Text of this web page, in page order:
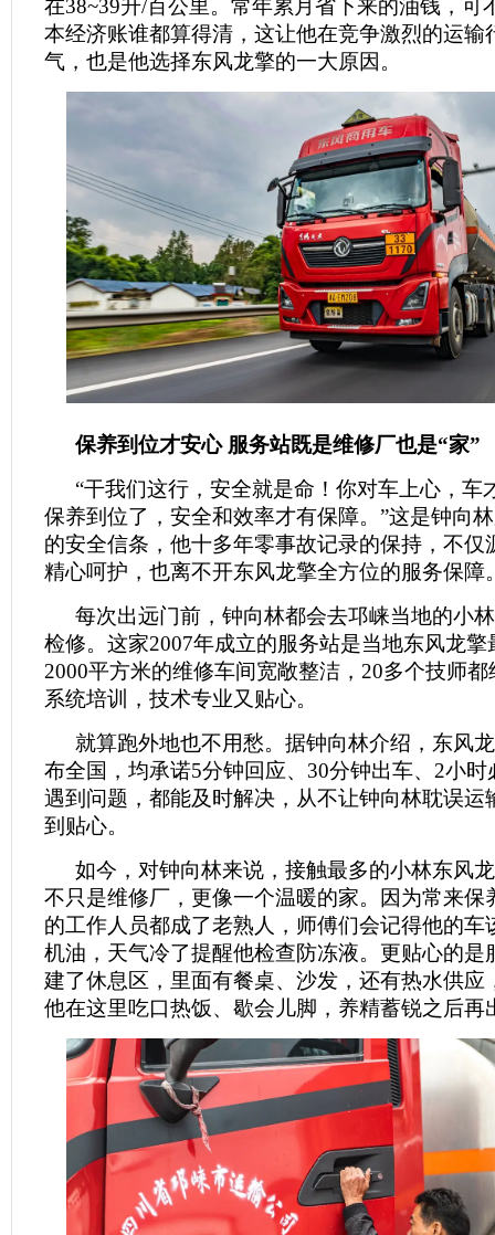
在38~39升/百公里。常年累月省下来的油钱，可
本经济账谁都算得清，这让他在竞争激烈的运输
气，也是他选择东风龙擎的一大原因。
保养到位才安心 服务站既是维修厂也是“家”
“干我们这行，安全就是命！你对车上心，车
保养到位了，安全和效率才有保障。”这是钟向
的安全信条，他十多年零事故记录的保持，不仅
精心呵护，也离不开东风龙擎全方位的服务保障
每次出远门前，钟向林都会去邛崃当地的小
检修。这家2007年成立的服务站是当地东风龙擎
2000平方米的维修车间宽敞整洁，20多个技师
系统培训，技术专业又贴心。
就算跑外地也不用愁。据钟向林介绍，东风
布全国，均承诺5分钟回应、30分钟出车、2小
遇到问题，都能及时解决，从不让钟向林耽误运
到贴心。
如今，对钟向林来说，接触最多的小林东风
不只是维修厂，更像一个温暖的家。因为常来保
的工作人员都成了老熟人，师傅们会记得他的车
机油，天气冷了提醒他检查防冻液。更贴心的是
建了休息区，里面有餐桌、沙发，还有热水供应
他在这里吃口热饭、歇会儿脚，养精蓄锐之后再